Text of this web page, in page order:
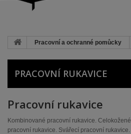
Pracovní a ochranné pomůcky
PRACOVNÍ RUKAVICE
Pracovní rukavice
Kombinované pracovní rukavice.
pracovní rukavice. Svářecí pracovní